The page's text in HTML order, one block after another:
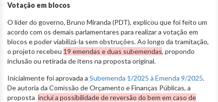
Votação em blocos
O líder do governo, Bruno Miranda (PDT), explicou que foi feito um
acordo com os demais parlamentares para realizar a votação em
blocos e poder viabilizá-la sem obstruções. Ao longo da tramitação,
o projeto recebeu 19 emendas e duas subemendas, propondo
inclusão ou retirada de itens na proposta original.
Inicialmente foi aprovada a Subemenda 1/2025 à Emenda 9/2025.
De autoria da Comissão de Orçamento e Finanças Públicas, a
proposta inclui a possibilidade de reversão do bem em caso de